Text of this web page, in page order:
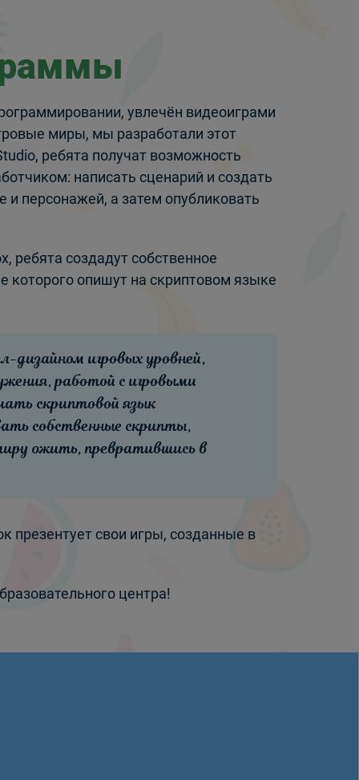
увлечён видеоиграми
миры, мы разработали этот
ребята получат возможность
написать сценарий и создать
и персонажей, а затем опубликовать
ребята создадут собственное
которого опишут на скриптовом языке
дизайном игровых уровней,
работой с игровыми
скриптовой язык
собственные скрипты,
ожить, превратившись в
презентует свои игры, созданные в
центра!